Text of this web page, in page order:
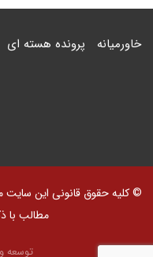
خاورمیانه پرونده هسته ای
© کلیه حقوق قانونی این سایت
مطالب با
توسعه